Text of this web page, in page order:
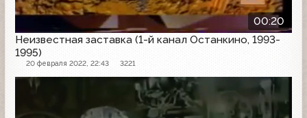
00:20
Неизвестная заставка (1-й канал Останкино, 1993-
1995)
20 февраля 2022, 22:43 3221
Заставка